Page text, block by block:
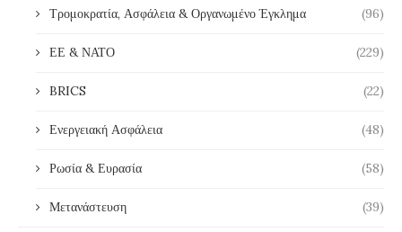
Τρομοκρατία, Ασφάλεια & Οργανωμένο Έγκλημα (96)
ΕΕ & ΝΑΤΟ (229)
BRICS (22)
Ενεργειακή Ασφάλεια (48)
Ρωσία & Ευρασία (58)
Μετανάστευση (39)